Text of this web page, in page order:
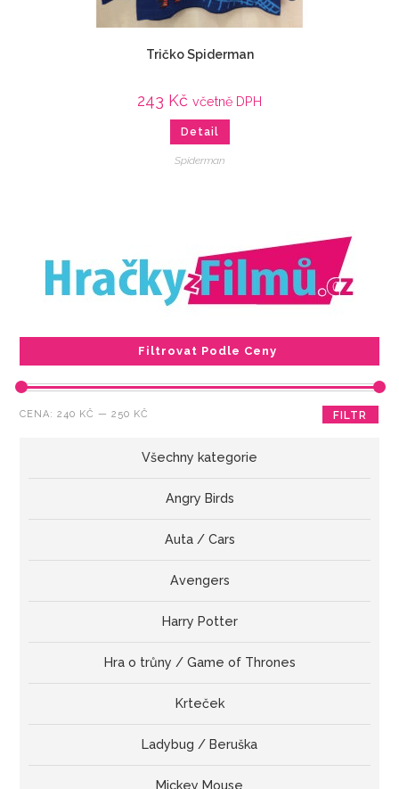
Tričko Spiderman
243 Kč včetně DPH
Detail
Spiderman
Filtrovat Podle Ceny
Minimální
Maximální
FILTR
CENA:240 KČ —250 KČ
Všechny kategorie
Angry Birds
Auta / Cars
Avengers
Harry Potter
Hra o trůny / Game of Thrones
Krteček
Ladybug / Beruška
Mickey Mouse